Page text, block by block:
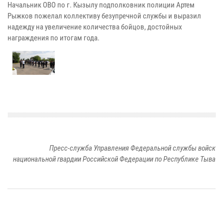
Начальник ОВО по г. Кызылу подполковник полиции Артем
Рыжков пожелал коллективу безупречной службы и выразил
надежду на увеличение количества бойцов, достойных
награждения по итогам года.
Пресс-служба Управления Федеральной службы войск
национальной гвардии Российской Федерации по Республике Тыва